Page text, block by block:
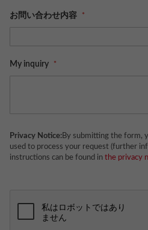
お問い合わせ内容
My inquiry
Privacy Notice:By submitting the form,
used to process your request (further
instructions can be found in the privacy